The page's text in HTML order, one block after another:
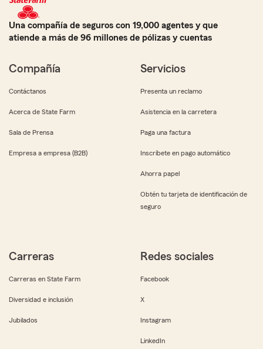
Una compañía de seguros con 19,000 agentes y que
atiende a más de 96 millones de pólizas y cuentas
Compañía
Contáctanos
Acerca de State Farm
Sala de Prensa
Empresa a empresa (B2B)
Servicios
Presenta un reclamo
Asistencia en la carretera
Paga una factura
Inscríbete en pago automático
Ahorra papel
Obtén tu tarjeta de identificación de
seguro
Carreras
Carreras en State Farm
Diversidad e inclusión
Jubilados
Redes sociales
Facebook
X
Instagram
LinkedIn